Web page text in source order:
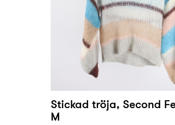
Stickad tröja, Second
M